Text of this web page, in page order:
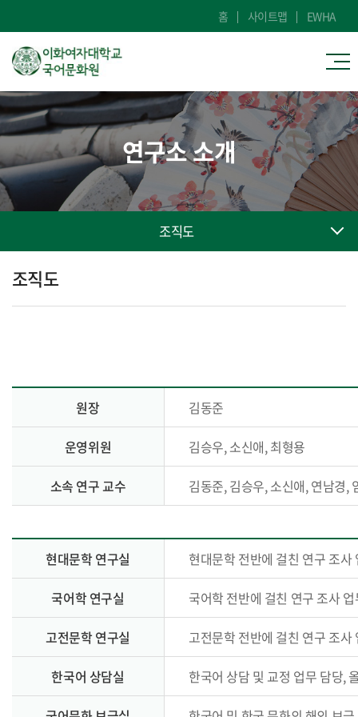
홈 사이트맵 EWHA
연구소 소개
조직도
조직도
원장 김동준
운영위원 김승우, 소신애, 최형용
소속 연구 교수 김동준, 김승우, 소신애, 연남경,
현대문학 연구실 현대문학 전반에 걸친 연구 조사
국어학 연구실 국어학 전반에 걸친 연구 조사
고전문학 연구실 고전문학 전반에 걸친 연구 조사
한국어 상담실 한국어 상담 및 교정 업무 담당,